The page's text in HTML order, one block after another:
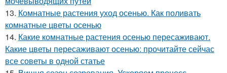
13. Комнатные растения уход осенью. Как поливать
комнатные цветы осенью
14. Какие комнатные растения осенью пересаживают.
Какие цветы пересаживают осенью: прочитайте сейчас
все советы в одной статье